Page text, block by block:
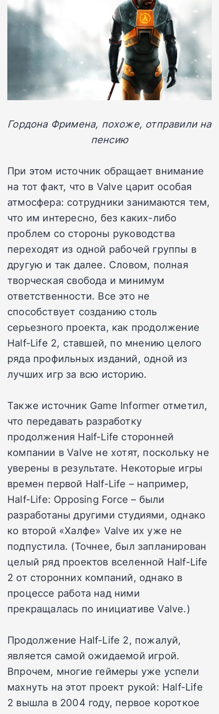
Гордона Фримена, похоже, отправили на
пенсию
При этом источник обращает внимание
на тот факт, что в Valve царит особая
атмосфера: сотрудники занимаются тем,
что им интересно, без каких-либо
проблем со стороны руководства
переходят из одной рабочей группы в
другую и так далее. Словом, полная
творческая свобода и минимум
ответственности. Все это не
способствует созданию столь
серьезного проекта, как продолжение
Half-Life 2, ставшей, по мнению целого
ряда профильных изданий, одной из
лучших игр за всю историю.
Также источник Game Informer отметил,
что передавать разработку
продолжения Half-Life сторонней
компании в Valve не хотят, поскольку не
уверены в результате. Некоторые игры
времен первой Half-Life – например,
Half-Life: Opposing Force – были
разработаны другими студиями, однако
ко второй «Халфе» Valve их уже не
подпустила. (Точнее, был запланирован
целый ряд проектов вселенной Half-Life
2 от сторонних компаний, однако в
процессе работа над ними
прекращалась по инициативе Valve.)
Продолжение Half-Life 2, пожалуй,
является самой ожидаемой игрой.
Впрочем, многие геймеры уже успели
махнуть на этот проект рукой: Half-Life
2 вышла в 2004 году, первое короткое